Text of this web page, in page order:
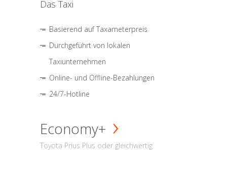
Das Taxi
Basierend auf Taxameterpreis
Durchgeführt von lokalen
Taxiunternehmen
Online- und Offline-Bezahlungen
24/7-Hotline
Economy+
Toyota Prius Plus oder gleichwertig